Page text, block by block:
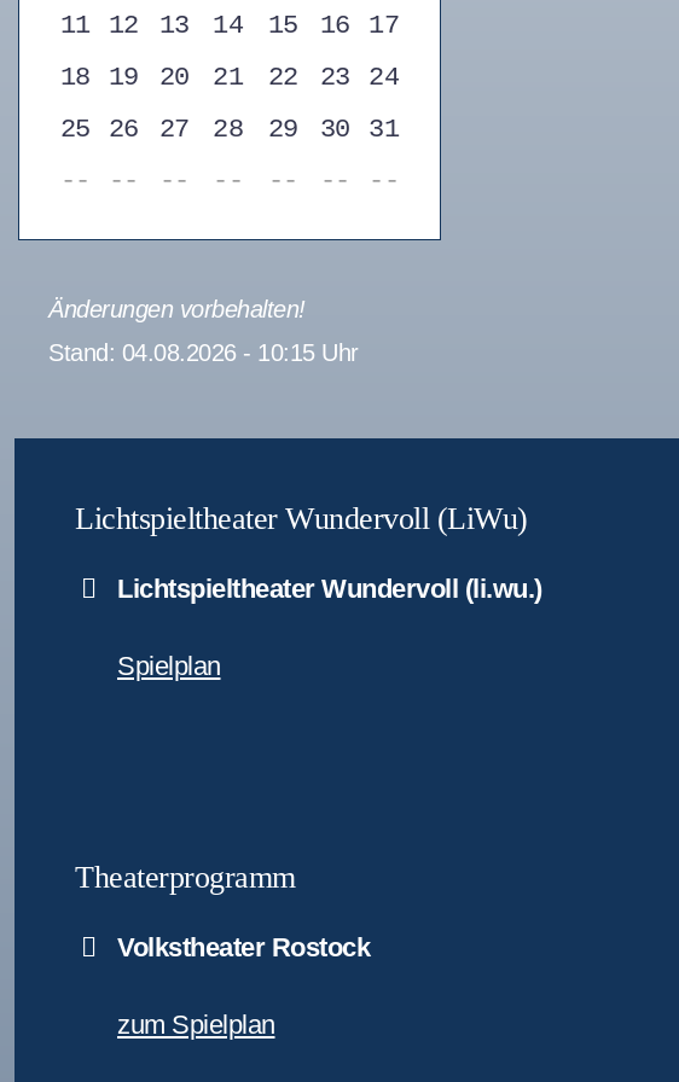
11 12 13 14 15 16
17
18
19 20 21 22 23
24
25
26 27 28 29 30
31
--
-- -- -- -- -- --
Änderungen vorbehalten!
Stand: 04.08.2026 - 10:15 Uhr
Lichtspieltheater Wundervoll (LiWu)
Lichtspieltheater Wundervoll (li.wu.)
Spielplan
Theaterprogramm
Volkstheater Rostock
zum Spielplan